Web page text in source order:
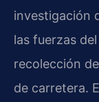
investigación
las fuerzas
recolección
de carretera.